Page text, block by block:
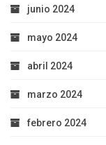
junio 2024
mayo 2024
abril 2024
marzo 2024
febrero 2024